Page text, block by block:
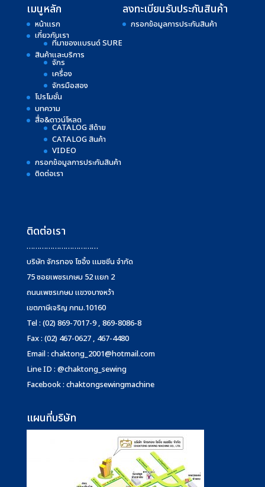
เมนูหลัก
หน้าแรก
เกี่ยวกับเรา
ที่มาของแบรนด์ SURE
สินค้าและบริการ
จักร
เครื่อง
จักรมือสอง
โปรโมชั่น
บทความ
สื่อ&ดาวน์โหลด
CATALOG สีด้าย
CATALOG สินค้า
VIDEO
กรอกข้อมูลการประกันสินค้า
ติดต่อเรา
ลงทะเบียนรับประกันสินค้า
กรอกข้อมูลการประกันสินค้า
ติดต่อเรา
……………………………
บริษัท จักรทอง โซอิ้ง แมชชีน จำกัด
75 ซอยเพชรเกษม 52 แยก 2
ถนนเพชรเกษม แขวงบางหว้า
เขตภาษีเจริญ กทม.10160
Tel : (02) 869-7017-9 , 869-8086-8
Fax : (02) 467-0627 , 467-4480
Email : chaktong_2001@hotmail.com
Line ID : @chaktong_sewing
Facebook : chaktongsewingmachine
แผนที่บริษัท